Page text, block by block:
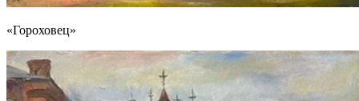
«Гороховец»